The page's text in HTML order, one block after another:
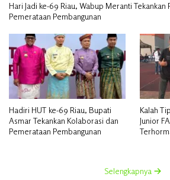
Hari Jadi ke-69 Riau, Wabup Meranti Tekankan
Pemerataan Pembangunan
Hadiri HUT ke-69 Riau, Bupati
Asmar Tekankan Kolaborasi dan
Pemerataan Pembangunan
Kalah
Junior
Selengkapnya